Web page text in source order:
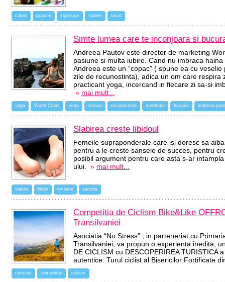
calorii grasimi ingrasare slabire trisat
Simte lumea care te inconjoara si
Andreea Pautov este director de marketing
pasiune si multa iubire. Cand nu imbraca
Andreea este un “copac” ( spune ea cu
zile de recunostinta), adica un om care respira
practicant yoga, incercand in fiecare zi sa-si
» mai mult...
yoga World Class viata simturi recunostinta meditatie bucurie andreea
Slabirea creste libidoul
Femeile supraponderale care isi doresc sa
pentru a le creste sansele de succes, pentru
posibil argument pentru care asta s-ar
ului. » mai mult...
slabire libido ovulatie sarcina
Competitia de Ciclism Bike&Like
Transilvaniei
Asociatia “No Stress” , in parteneriat cu
Transilvaniei, va propun o experienta inedita,
DE CICLISM cu DESCOPERIREA TURISTICA
autentice: Turul ciclist al Bisericilor Fortificate
concurs competitie ciclism